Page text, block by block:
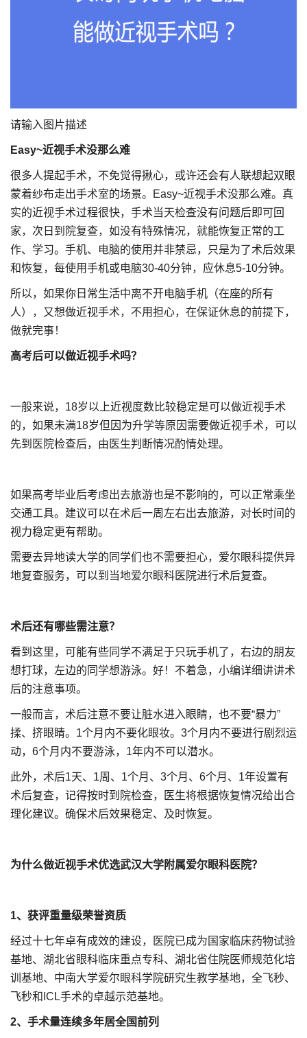
请输入图片描述
Easy~近视手术没那么难
很多人提起手术，不免觉得揪心，或许还会有人联想起双眼
蒙着纱布走出手术室的场景。Easy~近视手术没那么难。真
实的近视手术过程很快，手术当天检查没有问题后即可回
家，次日到院复查，如没有特殊情况，就能恢复正常的工
作、学习。手机、电脑的使用并非禁忌，只是为了术后效果
和恢复，每使用手机或电脑30-40分钟，应休息5-10分钟。
所以，如果你日常生活中离不开电脑手机（在座的所有
人），又想做近视手术，不用担心，在保证休息的前提下，
做就完事！
高考后可以做近视手术吗？
一般来说，18岁以上近视度数比较稳定是可以做近视手术
的，如果未满18岁但因为升学等原因需要做近视手术，可以
先到医院检查后，由医生判断情况酌情处理。
如果高考毕业后考虑出去旅游也是不影响的，可以正常乘坐
交通工具。建议可以在术后一周左右出去旅游，对长时间的
视力稳定更有帮助。
需要去异地读大学的同学们也不需要担心，爱尔眼科提供异
地复查服务，可以到当地爱尔眼科医院进行术后复查。
术后还有哪些需注意？
看到这里，可能有些同学不满足于只玩手机了，右边的朋友
想打球，左边的同学想游泳。好！不着急，小编详细讲讲术
后的注意事项。
一般而言，术后注意不要让脏水进入眼睛，也不要“暴力”
揉、挤眼睛。1个月内不要化眼妆。3个月内不要进行剧烈运
动，6个月内不要游泳，1年内不可以潜水。
此外，术后1天、1周、1个月、3个月、6个月、1年设置有
术后复查，记得按时到院检查，医生将根据恢复情况给出合
理化建议。确保术后效果稳定、及时恢复。
为什么做近视手术优选武汉大学附属爱尔眼科医院？
1、获评重量级荣誉资质
经过十七年卓有成效的建设，医院已成为国家临床药物试验
基地、湖北省眼科临床重点专科、湖北省住院医师规范化培
训基地、中南大学爱尔眼科学院研究生教学基地，全飞秒、
飞秒和ICL手术的卓越示范基地。
2、手术量连续多年居全国前列